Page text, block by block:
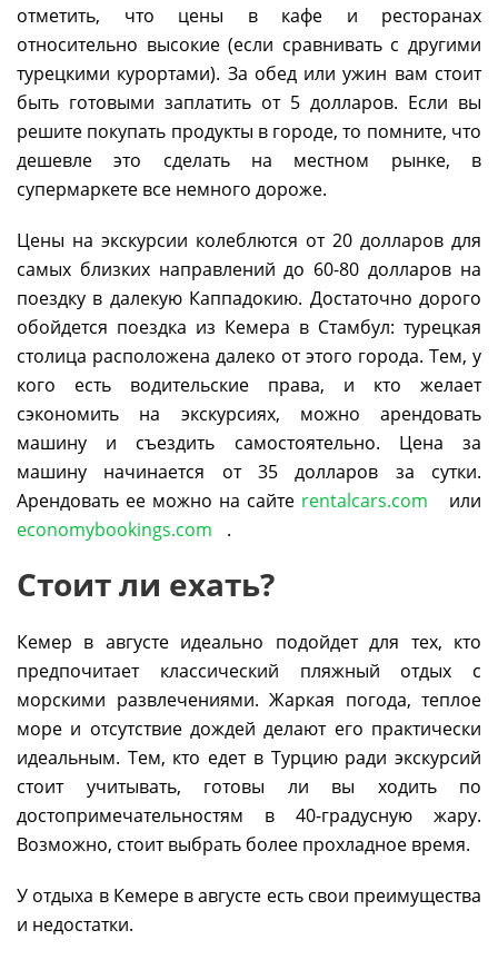
отметить, что цены в кафе и ресторанах
относительно высокие (если сравнивать с другими
турецкими курортами). За обед или ужин вам стоит
быть готовыми заплатить от 5 долларов. Если вы
решите покупать продукты в городе, то помните, что
дешевле это сделать на местном рынке, в
супермаркете все немного дороже.
Цены на экскурсии колеблются от 20 долларов для
самых близких направлений до 60-80 долларов на
поездку в далекую Каппадокию. Достаточно дорого
обойдется поездка из Кемера в Стамбул: турецкая
столица расположена далеко от этого города. Тем, у
кого есть водительские права, и кто желает
сэкономить на экскурсиях, можно арендовать
машину и съездить самостоятельно. Цена за
машину начинается от 35 долларов за сутки.
Арендовать ее можно на сайте rentalcars.com
или
economybookings.com
.
Стоит ли ехать?
Кемер в августе идеально подойдет для тех, кто
предпочитает классический пляжный отдых с
морскими развлечениями. Жаркая погода, теплое
море и отсутствие дождей делают его практически
идеальным. Тем, кто едет в Турцию ради экскурсий
стоит учитывать, готовы ли вы ходить по
достопримечательностям в 40-градусную жару.
Возможно, стоит выбрать более прохладное время.
У отдыха в Кемере в августе есть свои преимущества
и недостатки.